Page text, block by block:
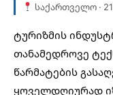
საქართველო ·
ტურიზმის
თანამედროვე
წარმატების
ყოველდღიურად